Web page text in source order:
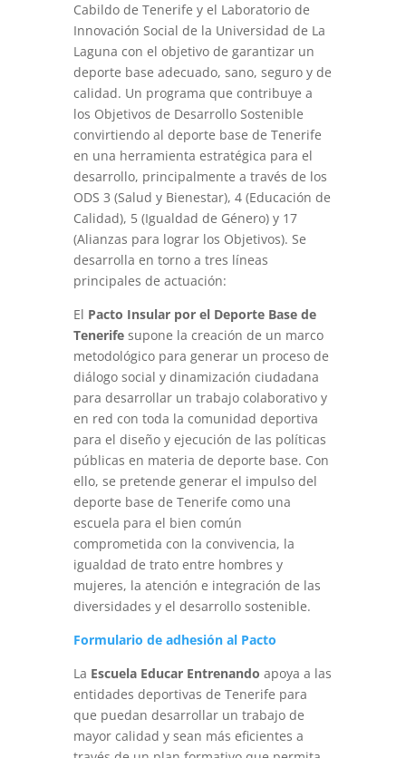
Cabildo de Tenerife y el Laboratorio de
Innovación Social de la Universidad de La
Laguna con el objetivo de garantizar un
deporte base adecuado, sano, seguro y de
calidad. Un programa que contribuye a
los Objetivos de Desarrollo Sostenible
convirtiendo al deporte base de Tenerife
en una herramienta estratégica para el
desarrollo, principalmente a través de los
ODS 3 (Salud y Bienestar), 4 (Educación de
Calidad), 5 (Igualdad de Género) y 17
(Alianzas para lograr los Objetivos). Se
desarrolla en torno a tres líneas
principales de actuación:
El Pacto Insular por el Deporte Base de
Tenerifesupone la creación de un marco
metodológico para generar un proceso de
diálogo social y dinamización ciudadana
para desarrollar un trabajo colaborativo y
en red con toda la comunidad deportiva
para el diseño y ejecución de las políticas
públicas en materia de deporte base. Con
ello, se pretende generar el impulso del
deporte base de Tenerife como una
escuela para el bien común
comprometida con la convivencia, la
igualdad de trato entre hombres y
mujeres, la atención e integración de las
diversidades y el desarrollo sostenible.
Formulario de adhesión al Pacto
La Escuela Educar Entrenando apoya a las
entidades deportivas de Tenerife para
que puedan desarrollar un trabajo de
mayor calidad y sean más eficientes a